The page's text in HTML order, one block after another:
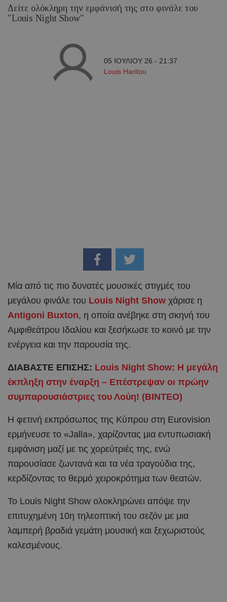
Δείτε ολόκληρη την εμφάνισή της στο φινάλε του
"Louis Night Show"
05 ΙΟΥΛΙΟΥ 26 - 21:37
Louis Haritou
Μία από τις πιο δυνατές μουσικές στιγμές του
μεγάλου φινάλε του Louis Night Show χάρισε η
Antigoni Buxton, η οποία ανέβηκε στη σκηνή του
Αμφιθεάτρου Ιδαλίου και ξεσήκωσε το κοινό με την
ενέργεια και την παρουσία της.
ΔΙΑΒΑΣΤΕ ΕΠΙΣΗΣ: Louis Night Show: Η μεγάλη
έκπληξη στην έναρξη – Επέστρεψαν οι πρώην
συμπαρουσιάστριες του Λούη! (ΒΙΝΤΕΟ)
Η φετινή εκπρόσωπος της Κύπρου στη Eurovision
ερμήνευσε το «Jalla», χαρίζοντας μια εντυπωσιακή
εμφάνιση μαζί με τις χορεύτριές της, ενώ
παρουσίασε ζωντανά και τα νέα τραγούδια της,
κερδίζοντας το θερμό χειροκρότημα των θεατών.
Το Louis Night Show ολοκληρώνει απόψε την
επιτυχημένη 10η τηλεοπτική του σεζόν με μια
λαμπερή βραδιά γεμάτη μουσική και ξεχωριστούς
καλεσμένους.